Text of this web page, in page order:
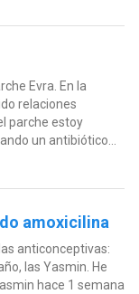
Evra. En la
relaciones
parche estoy
un antibiótico...
amoxicilina
anticonceptivas:
las Yasmin. He
hace 1 semana